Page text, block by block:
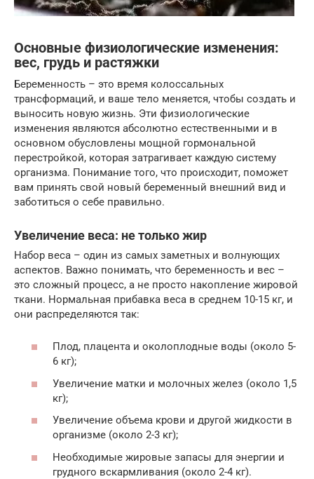
Основные физиологические изменения:
вес, грудь и растяжки
Беременность – это время колоссальных
трансформаций, и ваше тело меняется, чтобы создать и
выносить новую жизнь. Эти физиологические
изменения являются абсолютно естественными и в
основном обусловлены мощной гормональной
перестройкой, которая затрагивает каждую систему
организма. Понимание того, что происходит, поможет
вам принять свой новый беременный внешний вид и
заботиться о себе правильно.
Увеличение веса: не только жир
Набор веса – один из самых заметных и волнующих
аспектов. Важно понимать, что беременность и вес –
это сложный процесс, а не просто накопление жировой
ткани. Нормальная прибавка веса в среднем 10-15 кг, и
они распределяются так:
Плод, плацента и околоплодные воды (около 5-
6 кг);
Увеличение матки и молочных желез (около 1,5
кг);
Увеличение объема крови и другой жидкости в
организме (около 2-3 кг);
Необходимые жировые запасы для энергии и
грудного вскармливания (около 2-4 кг).